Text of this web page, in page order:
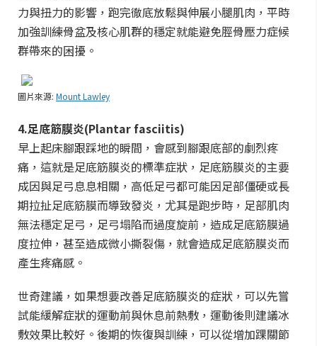
力與扭力的影響，跑完徹底放鬆與伸展小腿肌肉，平時
加強訓練骨盆及核心肌群的穩定就能避免脛骨壓力症候
群帶來的困擾。
圖片來源: Mount Lawley
4.足底筋膜炎(Plantar fasciitis)
早上起床腳跟踩地的瞬間，會感到腳跟底部的劇烈疼
痛，這就是足底筋膜炎的標準症狀，足底筋膜炎的主要
成因與足弓息息相關，高低足弓都可能因足部僵硬或長
期拉扯足底筋膜而導致發炎，尤其是跑步時，足部肌肉
無法穩定足弓，足弓塌陷而過度旋前，造成足底筋膜過
度拉伸，甚至造成微小撕裂傷，就會造成足底筋膜炎而
產生疼痛感。
世奇建議，如果想要改善足底筋膜炎的症狀，可以先嘗
試能緩解症狀的運動前與休息前熱敷，運動後則建議冰
敷效果比較好。後期的恢復與訓練，可以從增加踝關節